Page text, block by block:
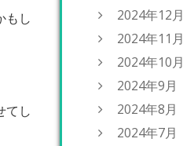
もし
てし
2024年12月
2024年11月
2024年10月
2024年9月
2024年8月
2024年7月